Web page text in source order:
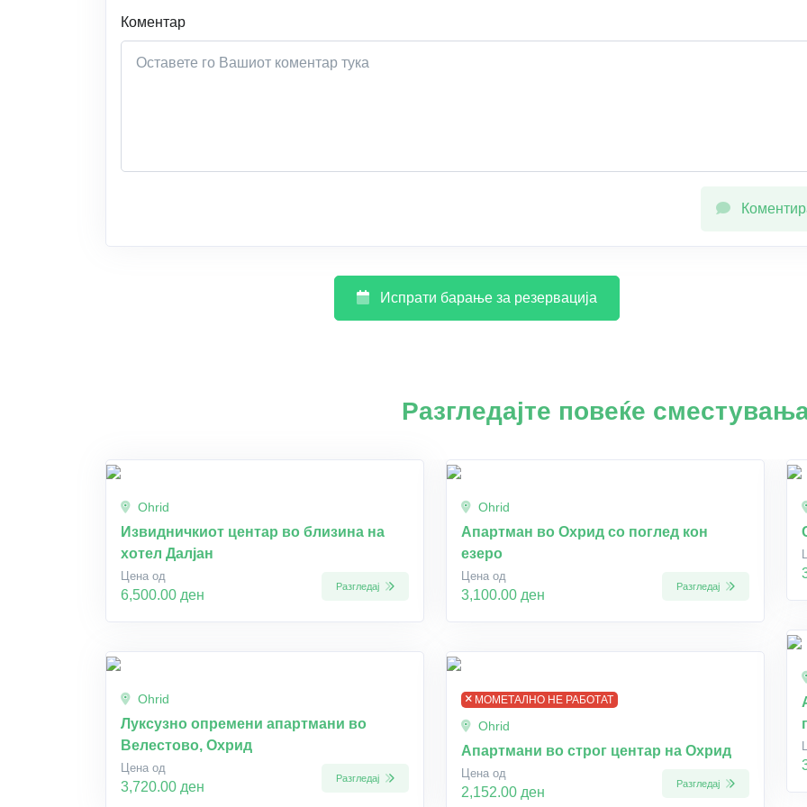
Коментар
Испрати барање за резервација
Разгледајте повеќе
Ohrid
Извидничкиот центар во близина на
хотел Далјан
Цена од
6,500.00 ден
Разгледај
Ohrid
Луксузно опремени апартмани во
Велестово, Охрид
Цена од
3,720.00 ден
Разгледај
Ohrid
Апартман во Охрид со поглед кон
езеро
Цена од
3,100.00 ден
Разгледај
МОМЕТАЛНО НЕ РАБОТАТ
Ohrid
Апартмани во строг центар на Охрид
Цена од
2,152.00 ден
Разгледај